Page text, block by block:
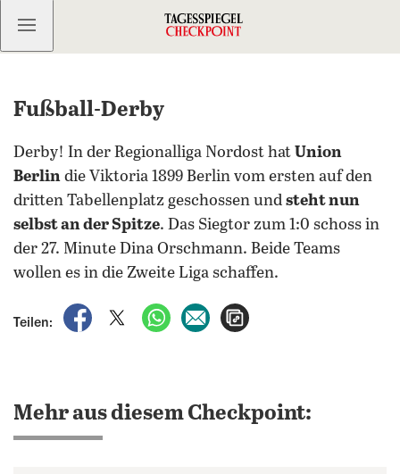
Kostenlos anmelden
Fußball-Derby
Derby! In der Regionalliga Nordost hat Union
Berlin die Viktoria 1899 Berlin vom ersten auf den
dritten Tabellenplatz geschossen und steht nun
selbst an der Spitze. Das Siegtor zum 1:0 schoss in
der 27. Minute Dina Orschmann. Beide Teams
wollen es in die Zweite Liga schaffen.
Teilen:
auf Facebook teilen
auf X teilenper WhatsApp teilen
per E-Mail teilen
Mehr aus diesem Checkpoint: